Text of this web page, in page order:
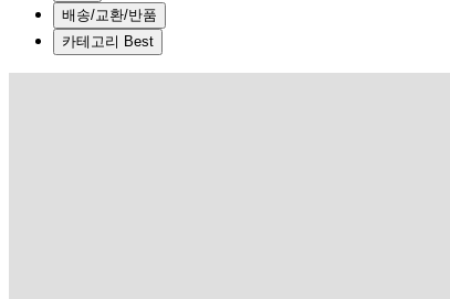
배송/교환/반품
카테고리 Best